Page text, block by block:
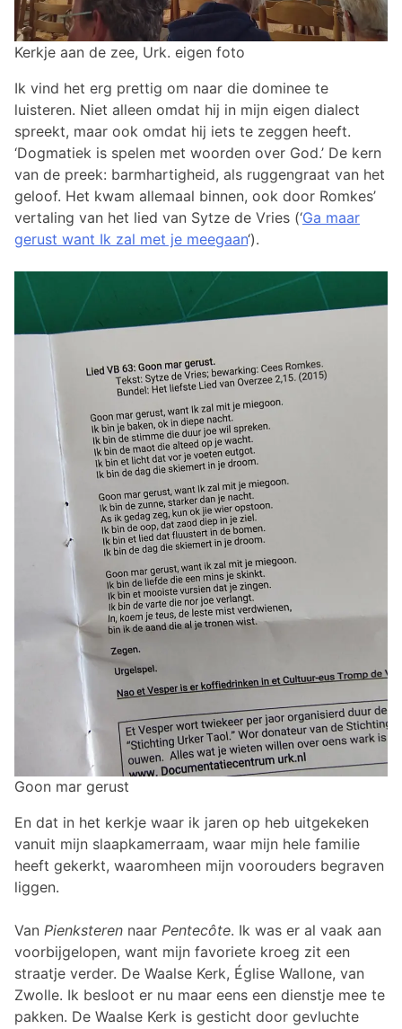
Kerkje aan de zee, Urk. eigen foto
Ik vind het erg prettig om naar die dominee te
luisteren. Niet alleen omdat hij in mijn eigen dialect
spreekt, maar ook omdat hij iets te zeggen heeft.
‘Dogmatiek is spelen met woorden over God.’ De kern
van de preek: barmhartigheid, als ruggengraat van het
geloof. Het kwam allemaal binnen, ook door Romkes’
vertaling van het lied van Sytze de Vries (‘Ga maar
gerust want Ik zal met je meegaan‘).
Goon mar gerust
En dat in het kerkje waar ik jaren op heb uitgekeken
vanuit mijn slaapkamerraam, waar mijn hele familie
heeft gekerkt, waaromheen mijn voorouders begraven
liggen.
Van Pienksteren naar Pentecôte. Ik was er al vaak aan
voorbijgelopen, want mijn favoriete kroeg zit een
straatje verder. De Waalse Kerk, Église Wallone, van
Zwolle. Ik besloot er nu maar eens een dienstje mee te
pakken. De Waalse Kerk is gesticht door gevluchte